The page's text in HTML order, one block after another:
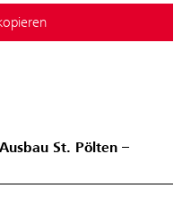
St. Pölten –